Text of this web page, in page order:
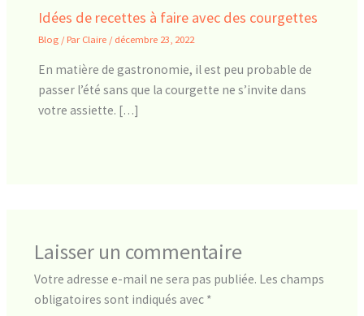
Idées de recettes à faire avec des courgettes
Blog / Par Claire / décembre 23, 2022
En matière de gastronomie, il est peu probable de
passer l’été sans que la courgette ne s’invite dans
votre assiette. […]
Laisser un commentaire
Votre adresse e-mail ne sera pas publiée. Les champs
obligatoires sont indiqués avec *